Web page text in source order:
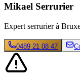
Mikael Serrurier
Expert serrurier à
0489 21 08 47